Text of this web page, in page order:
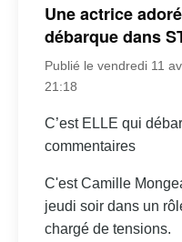
Une actrice
débarque dans
Publié le vendredi 11
21:18
C’est ELLE qui
commentaires
C'est Camille
jeudi soir dans un
chargé de tensions.